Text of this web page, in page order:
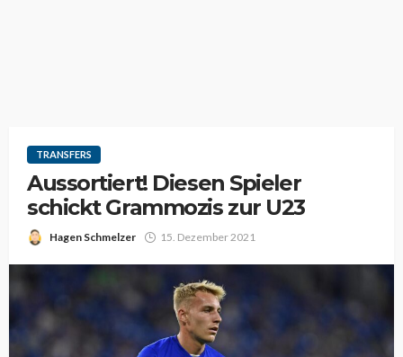
TRANSFERS
Aussortiert! Diesen Spieler
schickt Grammozis zur U23
Hagen Schmelzer 15. Dezember 2021